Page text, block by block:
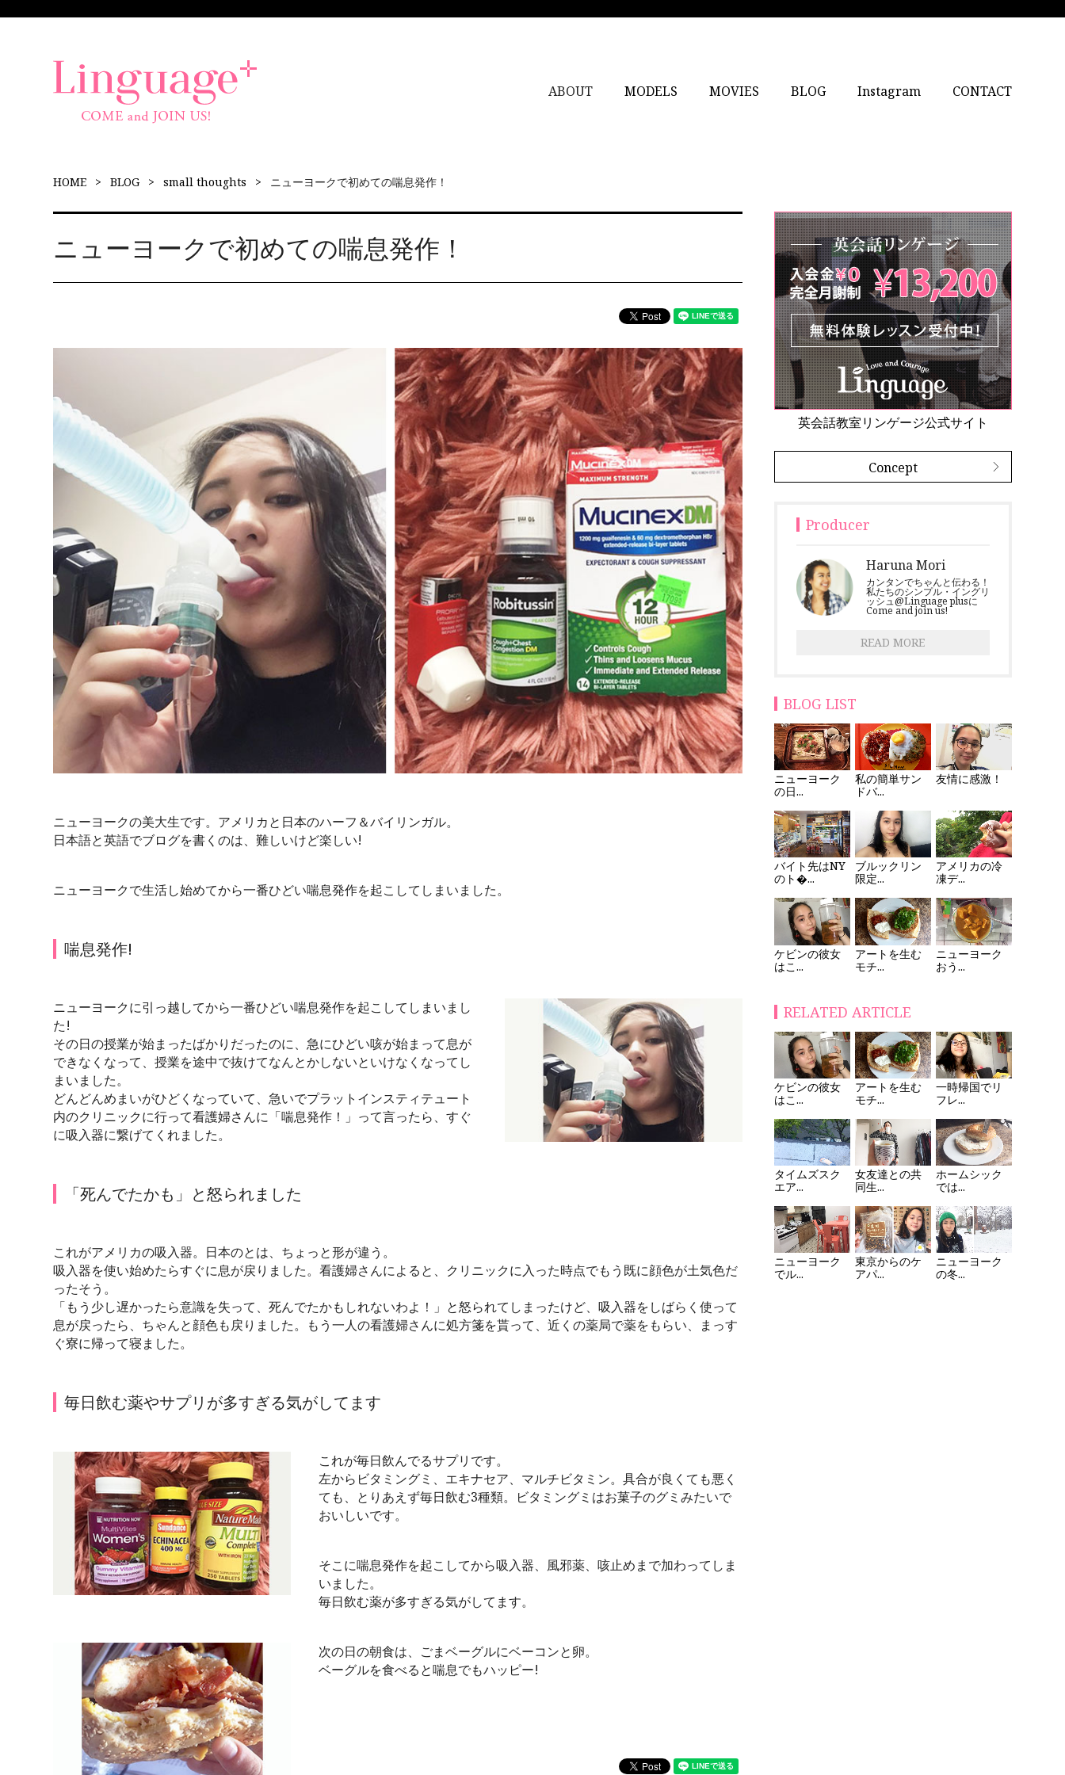
ABOUT MODELS MOVIES BLOG Instagram CONTACT
HOME BLOG small thoughts ニューヨークで初めての喘息発作！
ニューヨークで初めての喘息発作！
ニューヨークの美大生です。アメリカと日本のハーフ＆バイリンガル。
日本語と英語でブログを書くのは、難しいけど楽しい!
ニューヨークで生活し始めてから一番ひどい喘息発作を起こしてしまいました。
喘息発作!
ニューヨークに引っ越してから一番ひどい喘息発作を起こしてしまいまし
た!
その日の授業が始まったばかりだったのに、急にひどい咳が始まって息が
できなくなって、授業を途中で抜けてなんとかしないといけなくなってし
まいました。
どんどんめまいがひどくなっていて、急いでプラットインスティテュート
内のクリニックに行って看護婦さんに「喘息発作！」って言ったら、すぐ
に吸入器に繋げてくれました。
「死んでたかも」と怒られました
これがアメリカの吸入器。日本のとは、ちょっと形が違う。
吸入器を使い始めたらすぐに息が戻りました。看護婦さんによると、クリニックに入った時点でもう既に顔色が土気色だ
ったそう。
「もう少し遅かったら意識を失って、死んでたかもしれないわよ！」と怒られてしまったけど、吸入器をしばらく使って
息が戻ったら、ちゃんと顔色も戻りました。もう一人の看護婦さんに処方箋を貰って、近くの薬局で薬をもらい、まっす
ぐ寮に帰って寝ました。
毎日飲む薬やサプリが多すぎる気がしてます
これが毎日飲んでるサプリです。
左からビタミングミ、エキナセア、マルチビタミン。具合が良くても悪く
ても、とりあえず毎日飲む3種類。ビタミングミはお菓子のグミみたいで
おいしいです。
そこに喘息発作を起こしてから吸入器、風邪薬、咳止めまで加わってしま
いました。
毎日飲む薬が多すぎる気がしてます。
次の日の朝食は、ごまベーグルにベーコンと卵。
ベーグルを食べると喘息でもハッピー!
英会話教室リンゲージ公式サイト
Concept
Producer
Haruna Mori
カンタンでちゃんと伝わる！
私たちのシンプル・イングリ
ッシュ@Linguage plusに
Come and join us!
READ MORE
BLOG LIST
ニューヨーク
の日...
私の簡単サン
ドバ...
友情に感激！
バイト先はNY
のト�...
ブルックリン
限定...
アメリカの冷
凍デ...
ケビンの彼女
はこ...
アートを生む
モチ...
ニューヨーク
おう...
RELATED ARTICLE
ケビンの彼女
はこ...
アートを生む
モチ...
一時帰国でリ
フレ...
タイムズスク
エア...
女友達との共
同生...
ホームシック
では...
ニューヨーク
でル...
東京からのケ
アパ...
ニューヨーク
の冬...